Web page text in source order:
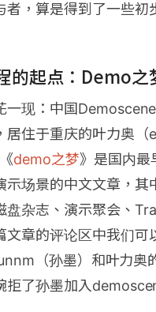
者，算是得到了一些初
的起点：Demo之
一现：中国
居住于重庆的叶力奥（
demo之梦》是国内最
示场景的中文文章，其
盘杂志、演示聚会、
文章的评论区中我们可
（孙墨）和叶力奥
拒了孙墨加入